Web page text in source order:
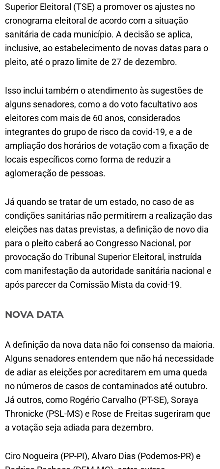
Superior Eleitoral (TSE) a promover os ajustes no
cronograma eleitoral de acordo com a situação
sanitária de cada município. A decisão se aplica,
inclusive, ao estabelecimento de novas datas para o
pleito, até o prazo limite de 27 de dezembro.
Isso inclui também o atendimento às sugestões de
alguns senadores, como a do voto facultativo aos
eleitores com mais de 60 anos, considerados
integrantes do grupo de risco da covid-19, e a de
ampliação dos horários de votação com a fixação de
locais específicos como forma de reduzir a
aglomeração de pessoas.
Já quando se tratar de um estado, no caso de as
condições sanitárias não permitirem a realização das
eleições nas datas previstas, a definição de novo dia
para o pleito caberá ao Congresso Nacional, por
provocação do Tribunal Superior Eleitoral, instruída
com manifestação da autoridade sanitária nacional e
após parecer da Comissão Mista da covid-19.
NOVA DATA
A definição da nova data não foi consenso da maioria.
Alguns senadores entendem que não há necessidade
de adiar as eleições por acreditarem em uma queda
no números de casos de contaminados até outubro.
Já outros, como Rogério Carvalho (PT-SE), Soraya
Thronicke (PSL-MS) e Rose de Freitas sugeriram que
a votação seja adiada para dezembro.
Ciro Nogueira (PP-PI), Alvaro Dias (Podemos-PR) e